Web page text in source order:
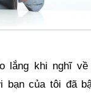
lắng khi nghĩ về
bạn của tôi đã